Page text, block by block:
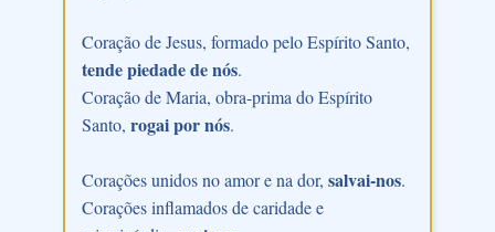
Coração de Jesus, formado pelo Espírito Santo,
tende piedade de nós.
Coração de Maria, obra-prima do Espírito
Santo, rogai por nós.
Corações unidos no amor e na dor, salvai-nos.
Corações inflamados de caridade e